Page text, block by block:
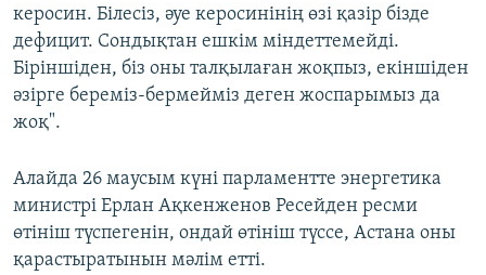
керосин. Білесіз, әуе керосинінің өзі қазір бізде
дефицит. Сондықтан ешкім міндеттемейді.
Біріншіден, біз оны талқылаған жоқпыз, екіншіден
әзірге береміз-бермейміз деген жоспарымыз да
жоқ".
Алайда 26 маусым күні парламентте энергетика
министрі Ерлан Ақкенженов Ресейден ресми
өтініш түспегенін, ондай өтініш түссе, Астана оны
қарастыратынын мәлім етті.